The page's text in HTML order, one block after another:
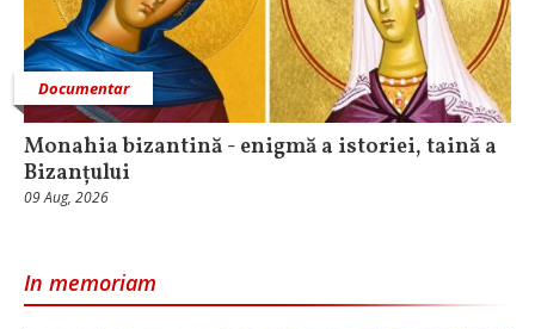
Documentar
Monahia bizantină - enigmă a istoriei, taină a
Bizanțului
09 Aug, 2026
In memoriam